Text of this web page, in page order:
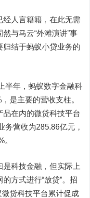
人言籍籍，在此无需
与马云“外滩演讲”事
归结于蚂蚁小贷业务的
年，蚂蚁数字金融科
是主要的营收支柱。
在内的微贷科技平台
务营收为285.86亿元，
科技金融，但实际上
方式进行“放贷”。招
贷科技平台累计促成